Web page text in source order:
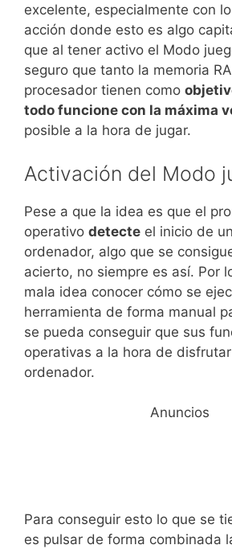
excelente, especialmente con
acción donde esto es algo
que al tener activo el Modo
seguro que tanto la memoria
procesador tienen como
todo funcione con la máxima
posible a la hora de jugar.
Activación del Modo
Pese a que la idea es que el
operativo detecte el inicio de
ordenador, algo que se
acierto, no siempre es así. Por
mala idea conocer cómo se
herramienta de forma manual
se pueda conseguir que sus
operativas a la hora de
ordenador.
Anuncios
Para conseguir esto lo que se
es pulsar de forma combinada